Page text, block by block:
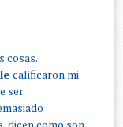
cosas.
calificaron mi
ser.